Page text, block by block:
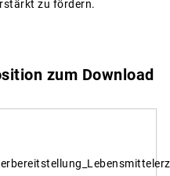
zu fördern.
zum Download